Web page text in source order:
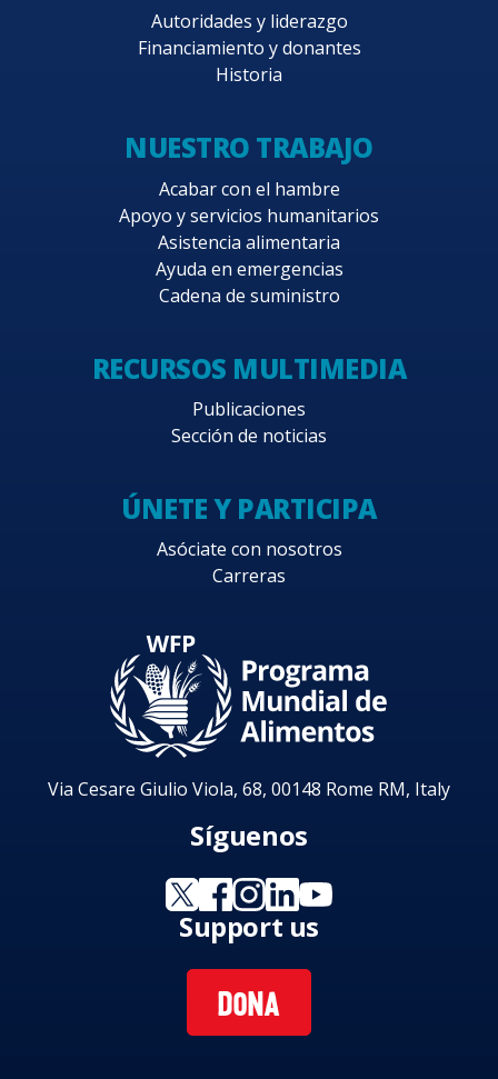
Autoridades y liderazgo
Financiamiento y donantes
Historia
NUESTRO TRABAJO
Acabar con el hambre
Apoyo y servicios humanitarios
Asistencia alimentaria
Ayuda en emergencias
Cadena de suministro
RECURSOS MULTIMEDIA
Publicaciones
Sección de noticias
ÚNETE Y PARTICIPA
Asóciate con nosotros
Carreras
Via Cesare Giulio Viola, 68, 00148 Rome RM, Italy
Síguenos
Support us
DONA